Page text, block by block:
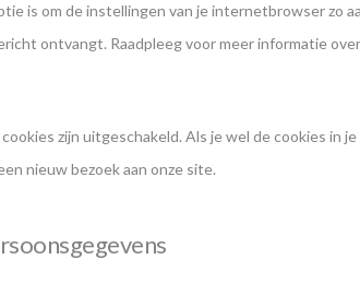
is om de instellingen van je internetbrowser zo
ontvangt. Raadpleeg voor meer informatie
zijn uitgeschakeld. Als je wel de cookies in
nieuw bezoek aan onze site.